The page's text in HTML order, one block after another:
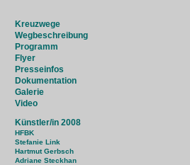
Kreuzwege
Wegbeschreibung
Programm
Flyer
Presseinfos
Dokumentation
Galerie
Video
Künstler/in 2008
HFBK
Stefanie Link
Hartmut Gerbsch
Adriane Steckhan